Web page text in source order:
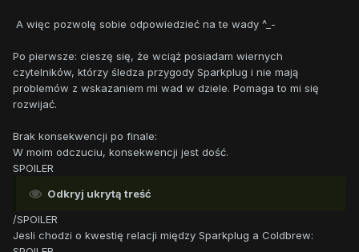
mówią "hej, jesteśmy drużyną i przy okazji
posiadasz i ci chyba wyjaśniliśmy jak ta wyprawa jest
niebezpieczna a ty mimo wszystkiego wyruszasz łamiąc
prawo i o mało ginąc, spoko i tak wybaczymy ci choć by
wkurzenia się pozostałych bohaterów na Sparkplug za to
co zrobiła i jej lekko myśląc.
Ostatnią rzeczą jest(ale co do niej nie mam stu
procentowej pewności, jag by co
wydarzyło podczas spotkania, a tak dokładniej chodzi o
to że nie dawałeś żadnych "skazówek" że ich relacje są
takie, a nie inne a późniejsze wyjaśnienie jest według
A więc pozwolę sobie odpowiedzieć na te wady ^_-
Po pierwsze: cieszę się, że wciąż posiadam wiernych
czytelników, którzy śledza przygody Sparkplug i nie mają
problemów z wskazaniem mi wad w dziele. Pomaga to mi się
rozwijać.
Brak konsekwencji po finale:
W moim odczuciu, konsekwencji jest dość.
SPOILER
Odkryj ukrytą treść
/SPOILER
Jesli chodzi o kwestię relacji między Sparkplug a Coldbrew: